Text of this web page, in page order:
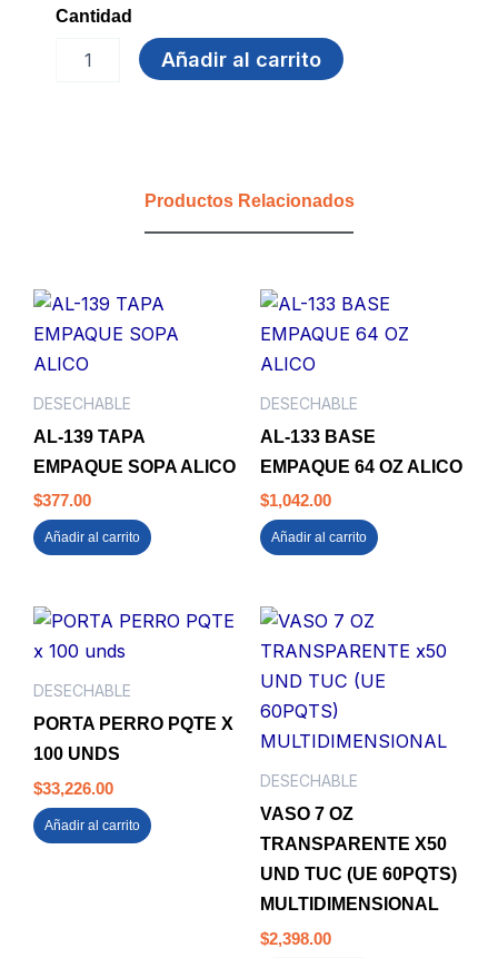
Cantidad
PEQUEÑO
Añadir al carrito
Productos Relacionados
DESECHABLE
AL-139 TAPA
EMPAQUE SOPA ALICO
$377.00
Añadir al carrito
DESECHABLE
AL-133 BASE
EMPAQUE 64 OZ ALICO
$1,042.00
Añadir al carrito
DESECHABLE
PORTA PERRO PQTE X
100 UNDS
$33,226.00
Añadir al carrito
DESECHABLE
VASO 7 OZ
TRANSPARENTE X50
UND TUC (UE 60PQTS)
MULTIDIMENSIONAL
$2,398.00